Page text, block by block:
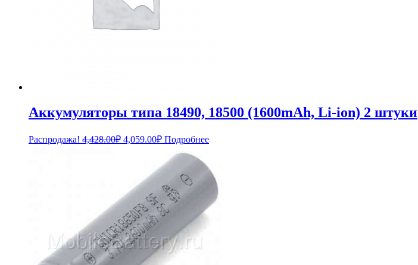
Аккумуляторы типа 18490, 18500 (1600mAh, Li-ion) 2 штуки
Распродажа! 4,428.00₽ Первоначальная
4,428.00₽.
4,059.00₽Текущая
цена:
4,059.00₽.
Подробнее